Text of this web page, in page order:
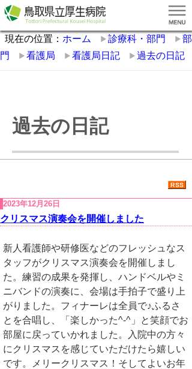
現在の位置： ホーム 診療科・部門
部
門
看護局 看護局日記 過去の日記
過去の日記
2023年12月26日
クリスマス演奏会を開催しました
新人看護師や研修医などのフレッシュなス
タッフがクリスマス演奏会を開催しまし
た。練習の成果を発揮し、ハンドベルやミ
ニバンドの演奏に、会場は手拍子で盛り上
がりました。フィナーレは全員で♪ふるさ
とを合唱し、「楽しかった^-^」と笑顔でお
部屋に戻っていかれました。入院中の方々
にクリスマスを感じていただけたら嬉しい
です。
メリークリスマス！そしてよいお年